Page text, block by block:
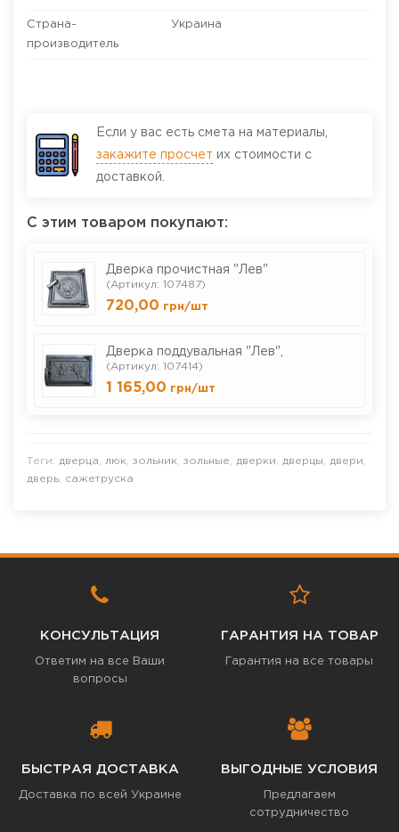
Страна-
производитель
Украина
Если у вас есть смета на материалы,
закажите просчет их стоимости с
доставкой.
С этим товаром покупают:
Дверка прочистная "Лев"
(Артикул: 107487)
720,00 грн/шт
Дверка поддувальная "Лев",
(Артикул: 107414)
1 165,00 грн/шт
Теги: дверца люк зольник зольные дверки дверцы двери
дверь
сажетруска
КОНСУЛЬТАЦИЯ
Ответим на все Ваши
вопросы
ГАРАНТИЯ НА ТОВАР
Гарантия на все товары
БЫСТРАЯ ДОСТАВКА
Доставка по всей Украине
ВЫГОДНЫЕ УСЛОВИЯ
Предлагаем
сотрудничество